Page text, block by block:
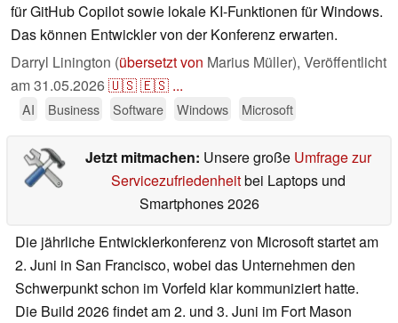
für GitHub Copilot sowie lokale KI-Funktionen für Windows.
Das können Entwickler von der Konferenz erwarten.
Darryl Linington (übersetzt von Marius Müller), Veröffentlicht
am31.05.2026🇺🇸🇪🇸 ...
AI Business Software Windows Microsoft
Jetzt mitmachen: Unsere große Umfrage zur
Servicezufriedenheitbei Laptops und
Smartphones 2026
Die jährliche Entwicklerkonferenz von Microsoft startet am
2. Juni in San Francisco, wobei das Unternehmen den
Schwerpunkt schon im Vorfeld klar kommuniziert hatte.
Die Build 2026 findet am 2. und 3. Juni im Fort Mason